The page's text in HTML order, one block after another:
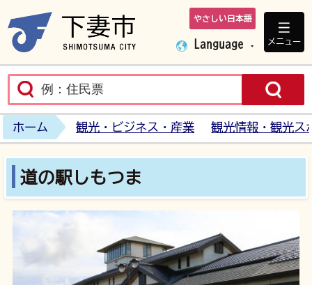
下妻市ホームペ
やさしい日本語
Language メニュー
ホーム 観光・ビジネス・産業 観光情報・観光ス
道の駅しもつま